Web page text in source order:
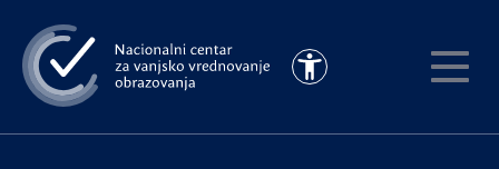
na
glavni
sadržaj
Pristupačnost